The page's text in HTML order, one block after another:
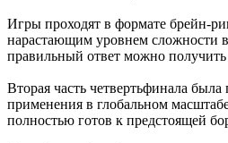
Игры проходят в формате брейн-
нарастающим уровнем сложности
правильный ответ можно получить
Вторая часть четвертьфинала
применения в глобальном
полностью готов к предстоящей